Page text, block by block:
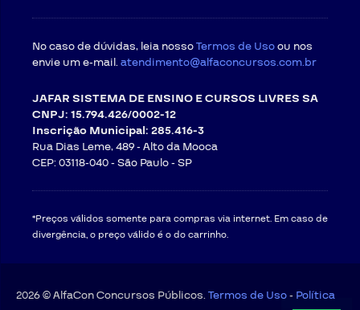
No caso de dúvidas, leia nossoTermos de Usoou nos
envie um e-mail.atendimento@alfaconcursos.com.br
JAFAR SISTEMA DE ENSINO E CURSOS LIVRES SA
CNPJ: 15.794.426/0002-12
Inscrição Municipal: 285.416-3
Rua Dias Leme, 489 - Alto da Mooca
CEP: 03118-040 -São Paulo - SP
*Preços válidos somente para compras via internet. Em caso de
divergência, o preço válido é o do carrinho.
2026 © AlfaCon Concursos Públicos.Termos de Uso- Política